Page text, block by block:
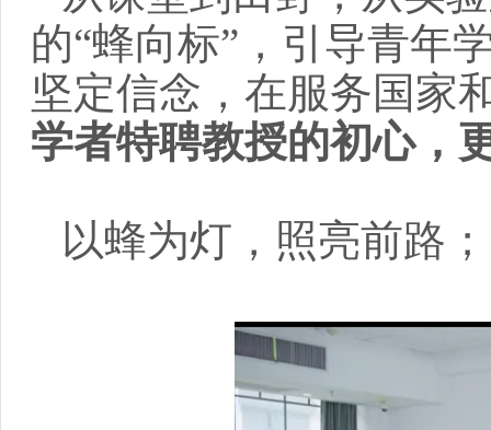
的“蜂向标”，引导青年
坚定信念，在服务国家
学者特聘教授的初心，
以蜂为灯，照亮前路